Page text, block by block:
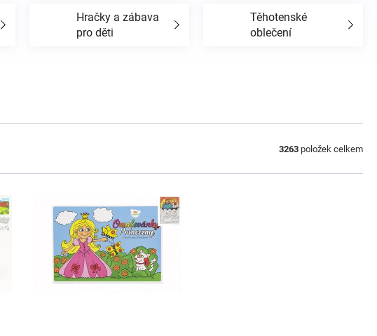
Hračky a zábava
pro děti
Těhotenské
oblečení
3263 položek celkem